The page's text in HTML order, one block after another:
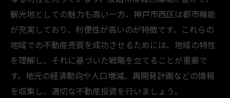
不動産売買のための効果的な交渉術
信頼できる不動産業者との連携の重要性
淡路市と神戸市西区における投資チャンス
不動産売買のリスク管理と対策法
地域特性を活かした不動産売買の秘訣
観光地としての魅力も高い一方、神戸市西区は都市機能
が充実しており、利便性が高いのが特徴です。これらの
地域での不動産売買を成功させるためには、地域の特性
を理解し、それに基づいた戦略を立てることが重要で
す。地元の経済動向や人口増減、再開発計画などの情報
を収集し、適切な不動産投資を行いましょう。